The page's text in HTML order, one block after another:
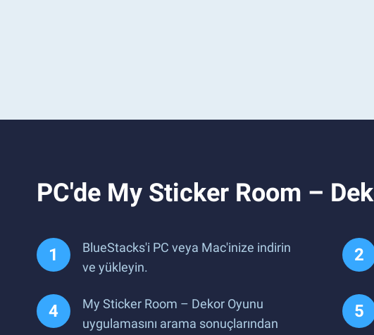
PC'de My Sticker Room –
BlueStacks'i PC veya Mac'inize indirin
ve yükleyin.
My Sticker Room – Dekor Oyunu
uygulamasını arama sonuçlarından